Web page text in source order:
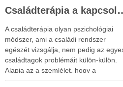
Családterápia a
A családterápia olyan pszichológiai
módszer, ami a családi rendszer
egészét vizsgálja, nem pedig az
családtagok problémáit külön-külön.
Alapja az a szemlélet, hogy a
családtagok viselkedése és érzelmi